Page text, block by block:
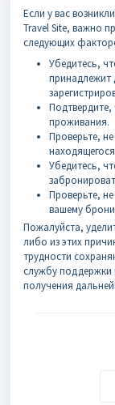
Если у вас
Travel Site, важно
следующих
Убедитесь,
принадлежит
Подтвердите,
проживания.
Проверьте,
Убедитесь,
Проверьте,
вашему
Пожалуйста,
либо из этих
трудности
службу поддержки
получения